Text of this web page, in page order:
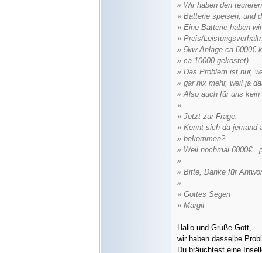
» Wir haben den
» Batterie speisen, und
» Eine Batterie haben
» Preis/
» 5kw-Anlage ca 6000€
» ca 10000 gekostet)
» Das Problem ist nur,
» gar nix mehr, weil ja
» Also auch für uns
»
» Jetzt zur Frage:
» Kennt sich da jemand
» bekommen?
» Weil nochmal
»
» Bitte, Danke für
»
» Gottes Segen
» Margit
Hallo und Grüße Gott,
wir haben dasselbe
Du bräuchtest eine